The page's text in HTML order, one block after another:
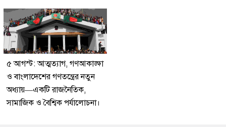
৫ আগস্ট: আত্মত্যাগ, গণআকাঙ্ক্ষা
ও বাংলাদেশের গণতন্ত্রের নতুন
অধ্যায়—একটি রাজনৈতিক,
সামাজিক ও বৈশ্বিক পর্যালোচনা।